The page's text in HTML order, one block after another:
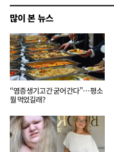
많이 본 뉴스
“염증 생기고 간 굳어 간다”… 평소
뭘 먹었길래?